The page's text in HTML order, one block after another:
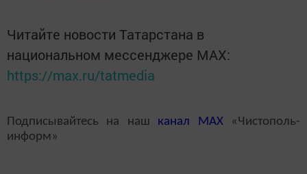
Читайте новости Татарстана в
национальном мессенджере MАХ:
https://max.ru/tatmedia
Подписывайтесь на наш канал MAX«Чистополь-
информ»